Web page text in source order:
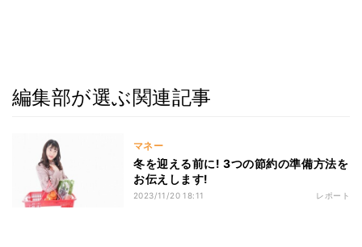
編集部が選ぶ関連記事
マネー
冬を迎える前に! 3つの節約の準備方法を
お伝えします!
2023/11/20 18:11 レポート